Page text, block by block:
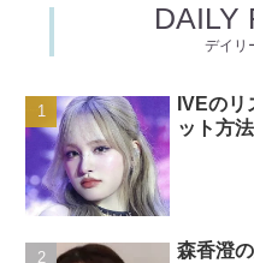
DAILY
デイリ
IVEの
ット方
森香澄